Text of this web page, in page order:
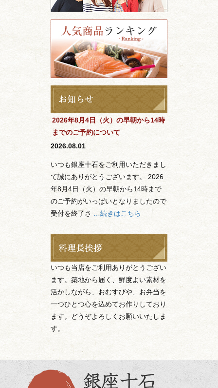
2026年8月4日（火）の早朝から14時
までのご予約について
2026.08.01
いつも銀座十石をご利用いただきまし
て誠にありがとうございます。 2026
年8月4日（火）の早朝から14時まで
のご予約がいっぱいとなりましたので
受付を終了さ
…続きはこちら
いつも当店をご利用ありがとうござい
ます。築地から届く、鮮度よい素材を
活かしながら、おむすびや、お弁当を
一つひとつ心を込めてお作りしており
ます。どうぞよろしくお願いいたしま
す。